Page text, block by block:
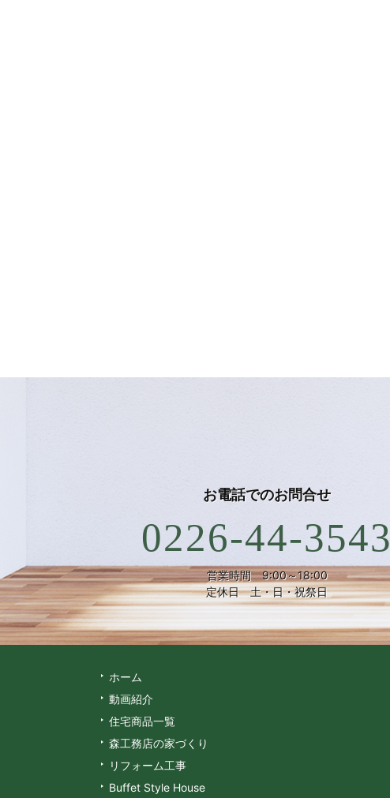
お電話でのお問合せ
0226-44-3543
営業時間 9:00～18:00
定休日 土・日・祝祭日
ホーム
動画紹介
住宅商品一覧
森工務店の家づくり
リフォーム工事
Buffet Style House